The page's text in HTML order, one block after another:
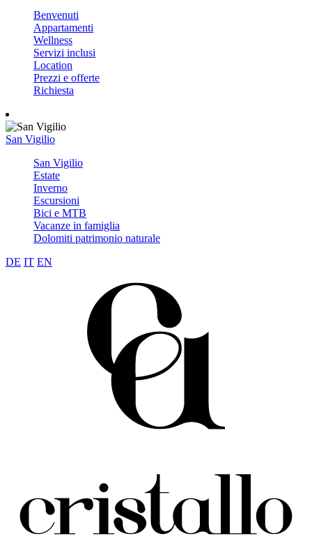
Benvenuti
Appartamenti
Wellness
Servizi inclusi
Location
Prezzi e offerte
Richiesta
San Vigilio
San Vigilio
Estate
Inverno
Escursioni
Bici e MTB
Vacanze in famiglia
Dolomiti patrimonio naturale
DE IT EN